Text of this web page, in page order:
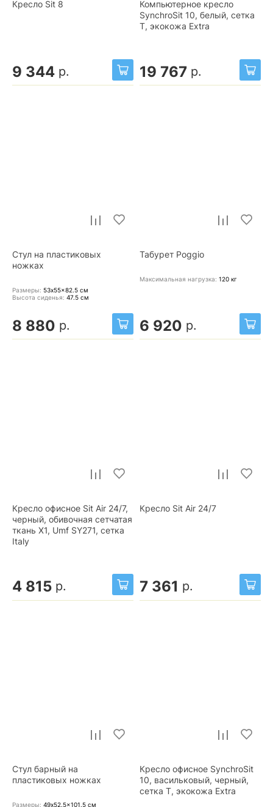
Кресло Sit 8
9 344 р.
Компьютерное кресло
SynchroSit 10, белый, сетка
T, экокожа Extra
19 767 р.
Стул на пластиковых
ножках
Размеры: 53x55x82.5 см
Высота сиденья: 47.5 см
8 880 р.
Табурет Poggio
Максимальная нагрузка: 120 кг
6 920 р.
Кресло офисное Sit Air 24/7,
черный, обивочная сетчатая
ткань X1, Umf SY271, сетка
Italy
4 815 р.
Кресло Sit Air 24/7
7 361 р.
Стул барный на
пластиковых ножках
Размеры: 49x52.5x101.5 см
Кресло офисное SynchroSit
10, васильковый, черный,
сетка T, экокожа Extra